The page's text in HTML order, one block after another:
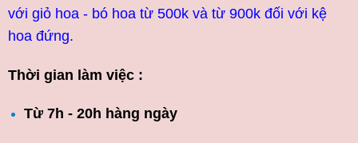
với giỏ hoa - bó hoa từ 500k và từ 900k đối với kệ
hoa đứng.
Thời gian làm việc :
Từ 7h - 20h hàng ngày